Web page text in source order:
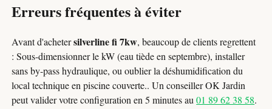
Erreurs fréquentes à éviter
Avant d'achetersilverline fi 7kw, beaucoup de clients regrettent
: Sous-dimensionner le kW (eau tiède en septembre), installer
sans by-pass hydraulique, ou oublier la déshumidification du
local technique en piscine couverte.. Un conseiller OK Jardin
peut valider votre configuration en 5 minutes au01 89 62 38 58.